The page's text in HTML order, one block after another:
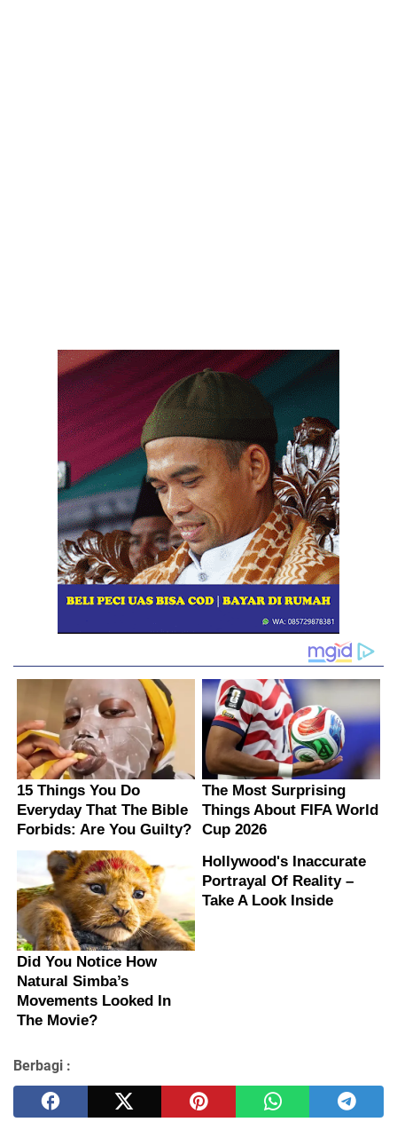
Berbagi :